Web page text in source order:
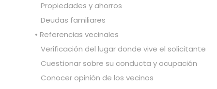
Propiedades y ahorros
Deudas familiares
• Referencias vecinales
Verificación del lugar donde vive el solicitante
Cuestionar sobre su conducta y ocupación
Conocer opinión de los vecinos